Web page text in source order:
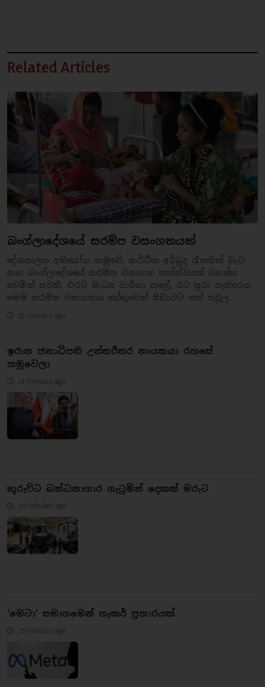
Related Articles
බංග්ලාදේශයේ සරම්ප වසංගතයක්
දේශපාලන අභියෝග හමුවේ, ආර්ථික අර්බුද රැසකින් බැට
කන බංග්ලාදේශයේ සරම්ප වසංගත තත්ත්වයක් ව්‍යාප්ත
වෙමින් පවතී. එරට මාධ්‍ය වාර්තා කළේ, රට පුරා පැතිරෙන
මෙම සරම්ප වසංගතය හේතුවෙන් පීඩාවට පත් පවුල..
10 minutes ago
ඉරාන ජනාධිපති උත්තරීතර නායකයා රහසේ
හමුවෙලා
14 minutes ago
කුරුවිට බන්ධනාගාර ගැටුමින් දෙකක් මරුට
20 minutes ago
‘මෙටා’ සමාගමෙන් හැකර් ප්‍රහාරයක්
25 minutes ago